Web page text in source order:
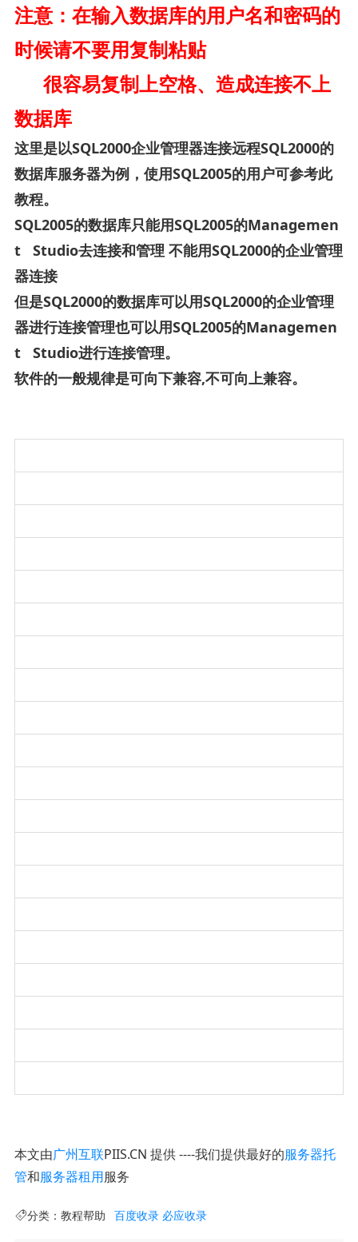
注意：在输入数据库的用户名和密码的
时候请不要用复制粘贴
很容易复制上空格、造成连接不上
数据库
这里是以SQL2000企业管理器连接远程SQL2000的
数据库服务器为例，使用SQL2005的用户可参考此
教程。
SQL2005的数据库只能用SQL2005的Managemen
t Studio去连接和管理 不能用SQL2000的企业管理
器连接
但是SQL2000的数据库可以用SQL2000的企业管理
器进行连接管理也可以用SQL2005的Managemen
t Studio进行连接管理。
软件的一般规律是可向下兼容,不可向上兼容。
本文由广州互联PIIS.CN 提供 ----我们提供最好的服务器托
管和服务器租用服务
分类： 教程帮助 百度收录 必应收录